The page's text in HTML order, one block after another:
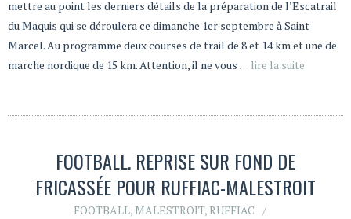
mettre au point les derniers détails de la préparation de l’Escatrail
du Maquis qui se déroulera ce dimanche 1er septembre à Saint-
Marcel. Au programme deux courses de trail de 8 et 14 km et une de
marche nordique de 15 km. Attention, il ne vous … lire la suite
FOOTBALL. REPRISE SUR FOND DE
FRICASSÉE POUR RUFFIAC-MALESTROIT
FOOTBALL, MALESTROIT,RUFFIAC